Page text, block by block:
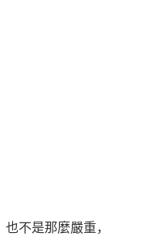
不是那麼嚴重，